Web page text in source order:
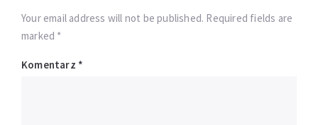
Your email address will not be published. Required fields are
marked *
Komentarz *